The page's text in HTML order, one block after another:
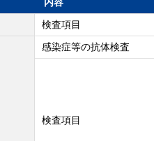
検査項目
感染症等の抗体検査
検査項目